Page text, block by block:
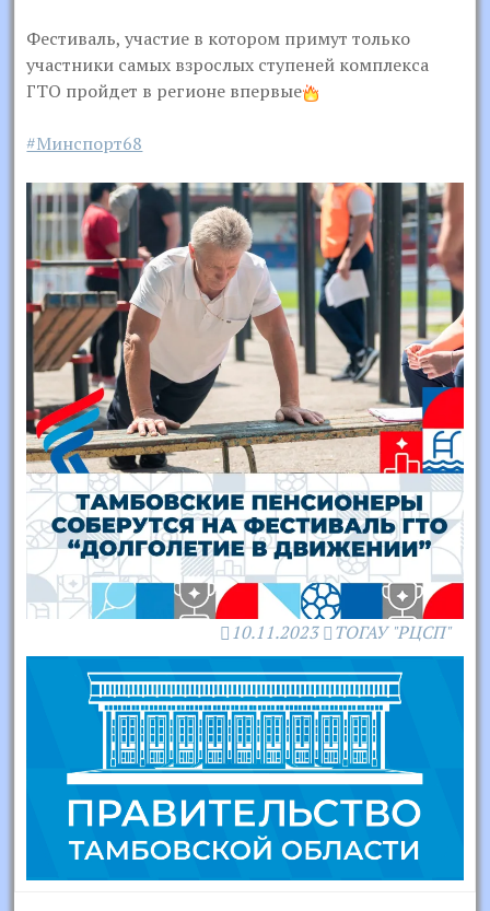
Фестиваль, участие в котором примут только
участники самых взрослых ступеней комплекса
ГТО пройдет в регионе впервые
#Минспорт68
10.11.2023 ТОГАУ "РЦСП"